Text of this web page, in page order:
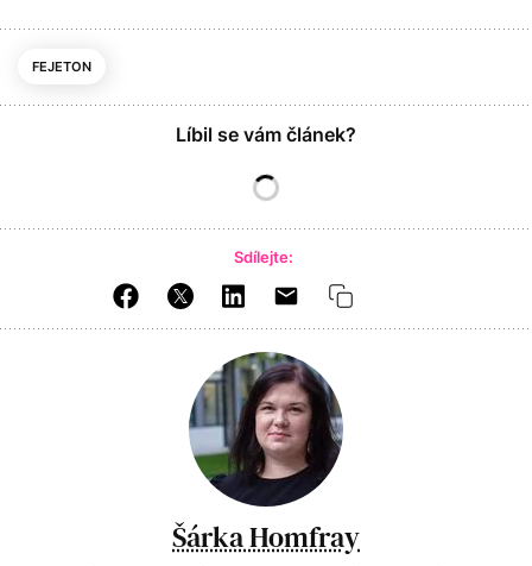
FEJETON
Líbil se vám článek?
Sdílejte:
Šárka Homfray